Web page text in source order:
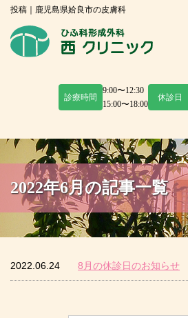
投稿｜鹿児島県姶良市の皮膚科
診療時間
9:00〜12:30
15:00〜18:00
休診日
2022年6月の記事一覧
2022.06.24 8月の休診日のお知らせ